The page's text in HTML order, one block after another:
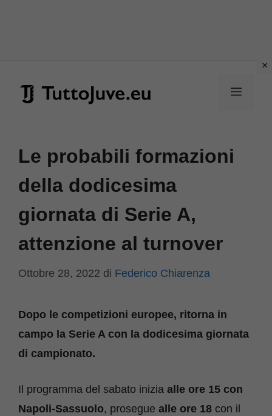
Menu
Le probabili formazioni
della dodicesima
giornata di Serie A,
attenzione al turnover
Ottobre 28, 2022 di Federico Chiarenza
Dopo le competizioni europee, ritorna in
campo la Serie A con la dodicesima giornata
di campionato.
Il programma del sabato inizia alle ore 15 con
Napoli-Sassuolo, prosegue alle ore 18 con il